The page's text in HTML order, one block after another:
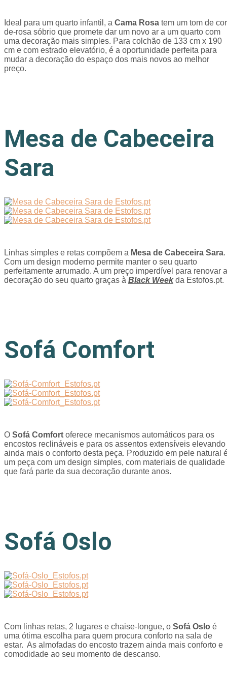
Ideal para um quarto infantil, a Cama Rosa tem um tom de
de-rosa sóbrio que promete dar um novo ar a um quarto com
uma decoração mais simples. Para colchão de 133 cm x 190
cm e com estrado elevatório, é a oportunidade perfeita para
mudar a decoração do espaço dos mais novos ao melhor
preço.
Mesa de Cabeceira
Sara
Linhas simples e retas compõem a Mesa de Cabeceira Sara.
Com um design moderno permite manter o seu quarto
perfeitamente arrumado. A um preço imperdível para renovar a
decoração do seu quarto graças à Black Weekda Estofos.pt.
Sofá Comfort
O Sofá Comfort oferece mecanismos automáticos para os
encostos reclináveis e para os assentos extensíveis elevando
ainda mais o conforto desta peça. Produzido em pele natural
um peça com um design simples, com materiais de qualidade
que fará parte da sua decoração durante anos.
Sofá Oslo
Com linhas retas, 2 lugares e chaise-longue, o Sofá Oslo é
uma ótima escolha para quem procura conforto na sala de
estar. As almofadas do encosto trazem ainda mais conforto e
comodidade ao seu momento de descanso.